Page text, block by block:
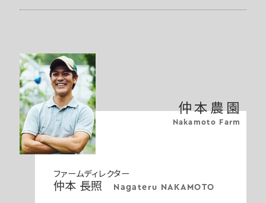
Nakamoto Farm
仲本農園
ファームディレクター
仲本 長照 Nagateru NAKAMOTO